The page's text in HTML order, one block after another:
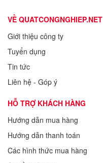
VỀ QUATCONGNGHIEP.NET
Giới thiệu công ty
Tuyển dụng
Tin tức
Liên hệ - Góp ý
HỖ TRỢ KHÁCH HÀNG
Hướng dẫn mua hàng
Hướng dẫn thanh toán
Các hình thức mua hàng